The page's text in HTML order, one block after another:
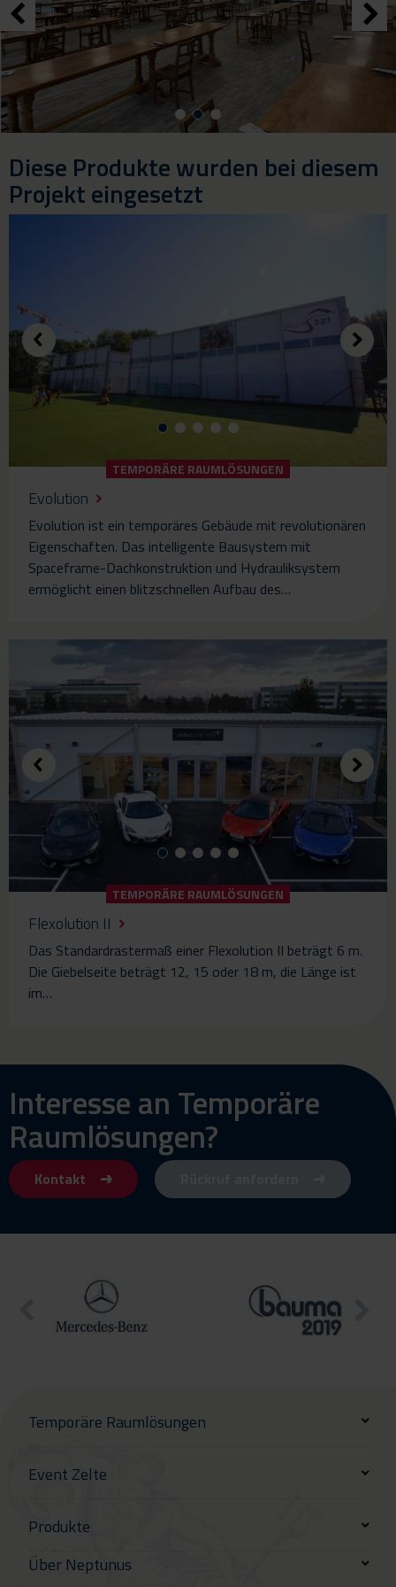
Diese Produkte wurden bei diesem
Projekt eingesetzt
TEMPORÄRE RAUMLÖSUNGEN
Evolution
Evolution ist ein temporäres Gebäude mit revolutionären
Eigenschaften. Das intelligente Bausystem mit
Spaceframe-Dachkonstruktion und Hydrauliksystem
ermöglicht einen blitzschnellen Aufbau des…
TEMPORÄRE RAUMLÖSUNGEN
Flexolution II
Das Standardrastermaß einer Flexolution II beträgt 6 m.
Die Giebelseite beträgt 12, 15 oder 18 m, die Länge ist
im…
Interesse an Temporäre
Raumlösungen?
Kontakt
Temporäre Raumlösungen
Event Zelte
Produkte
Über Neptunus